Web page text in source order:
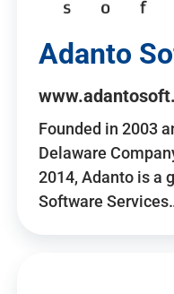
Adanto
Founded in 2003
Delaware
2014, Adanto is a
Software